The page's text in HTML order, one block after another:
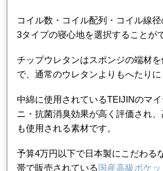
コイル数・コイル配列・コイル線径
3タイプの寝心地を選択することが
チップウレタンはスポンジの端材
で、通常のウレタンよりもへたりに
中綿に使用されているTEIJINのマ
ニ・抗菌消臭効果が高く評価され
も使用される素材です。
予算4万円以下で日本製にこだわる
帯で販売されている 国産高級ポケ